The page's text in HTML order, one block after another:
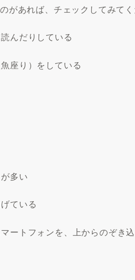
あれば、チェックしてみてく
んだりしている
座り）をしている
多い
ている
ートフォンを、上からのぞき